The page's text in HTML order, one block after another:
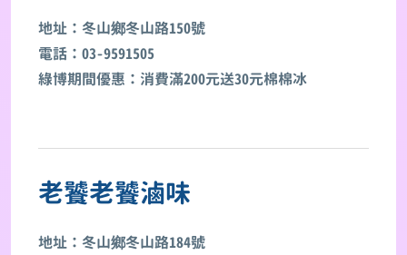
地址：冬山鄉冬山路150號
電話：03-9591505
綠博期間優惠：消費滿200元送30元棉棉冰
老饕老饕滷味
地址：冬山鄉冬山路184號